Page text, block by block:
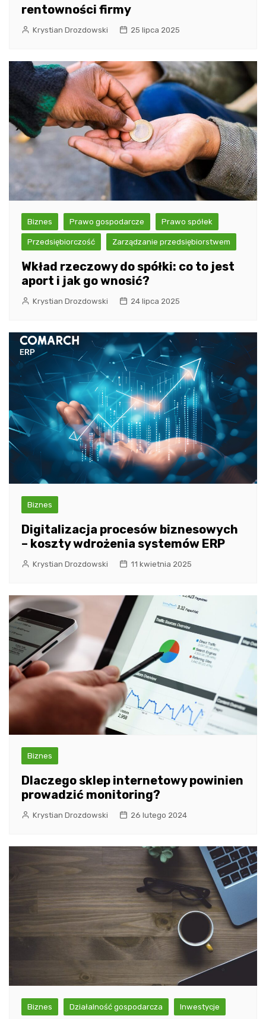
rentowności firmy
Krystian Drozdowski 25 lipca 2025
Biznes Prawo gospodarcze Prawo spółek
Przedsiębiorczość Zarządzanie przedsiębiorstwem
Wkład rzeczowy do spółki: co to jest
aport i jak go wnosić?
Krystian Drozdowski 24 lipca 2025
Biznes
Digitalizacja procesów biznesowych
– koszty wdrożenia systemów ERP
Krystian Drozdowski 11 kwietnia 2025
Biznes
Dlaczego sklep internetowy powinien
prowadzić monitoring?
Krystian Drozdowski 26 lutego 2024
Biznes Działalność gospodarcza Inwestycje